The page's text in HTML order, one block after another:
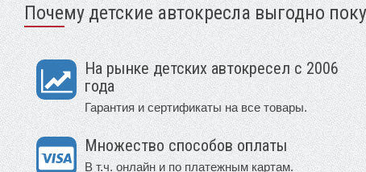
Почему детские автокресла выгодно
На рынке детских автокресел с 2006
года
Гарантия и сертификаты на все товары.
Множество способов оплаты
В т.ч. онлайн и по платежным картам.